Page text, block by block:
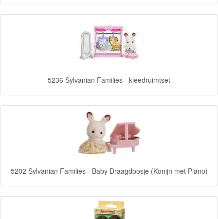
Frozen
Fireman
Magische
Minnie
Puzzels
5236 Sylvanian Families - kleedruimtset
5202 Sylvanian Families - Baby Draagdoosje (Konijn met Piano)